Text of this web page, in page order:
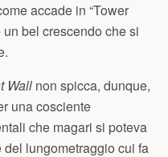
accade in “Tower
bel crescendo che si
Wall non spicca, dunque,
una cosciente
che magari si poteva
del lungometraggio cui fa